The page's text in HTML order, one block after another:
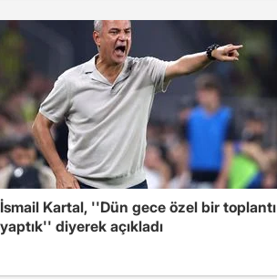
İsmail Kartal, ''Dün gece özel bir toplantı
yaptık'' diyerek açıkladı